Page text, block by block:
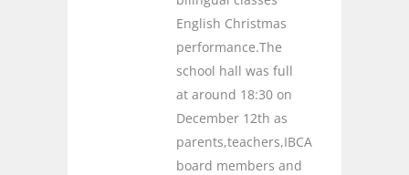
English Christmas
performance.The
school hall was full
at around 18:30 on
December 12th as
parents,teachers,IBCA
board members and